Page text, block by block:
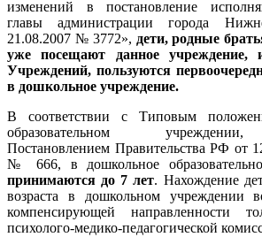
изменений в постановление
главы администрации города
21.08.2007 № 3772», дети, родные
уже посещают данное учреждение,
Учреждений, пользуются
в дошкольное учреждение.
В соответствии с Типовым
образовательном
Постановлением Правительства РФ от
№ 666, в дошкольное
принимаются до 7 лет. Нахождение
возраста в дошкольном учреждении
компенсирующей направленности
психолого-медико-педагогической